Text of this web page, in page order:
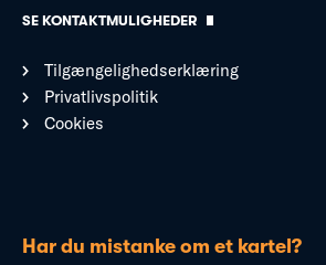
SE KONTAKTMULIGHEDER
Tilgængelighedserklæring
Privatlivspolitik
Cookies
Har du mistanke om et kartel?